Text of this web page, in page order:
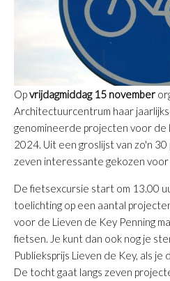
Opvrijdagmiddag 15 november
Architectuurcentrum haar
genomineerde projecten voor de
2024. Uit een groslijst van zo'n
zeven interessante gekozen
De fietsexcursie start om 13.00
toelichting op een aantal
voor de Lieven de Key Penning
fietsen. Je kunt dan ook nog je
Publieksprijs Lieven de Key, als je
De tocht gaat langs zeven